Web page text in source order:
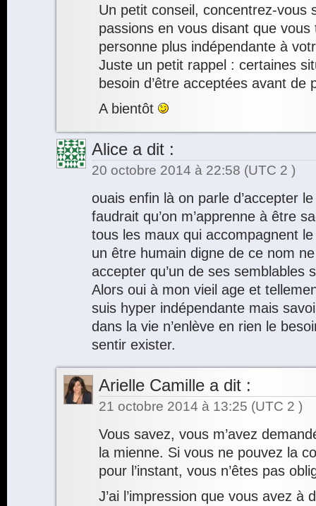
Un petit conseil, concentrez-vous
passions en vous disant que
personne plus indépendante à
Juste un petit rappel : certaines
besoin d’être acceptées avant de
A bientôt
Alice a dit :
20 octobre 2014 à 22:58 (UTC 2 )
ouais enfin là on parle d’accepter
faudrait qu’on m’apprenne à être
tous les maux qui accompagnent
un être humain digne de ce nom
accepter qu’un de ses semblables
Alors oui à mon vieil age et
suis hyper indépendante mais
dans la vie n’enlève en rien le
sentir exister.
Arielle Camille a dit :
21 octobre 2014 à 13:25 (UTC 2 )
Vous savez, vous m’avez
la mienne. Si vous ne pouvez la
pour l’instant, vous n’êtes pas
J’ai l’impression que vous avez à